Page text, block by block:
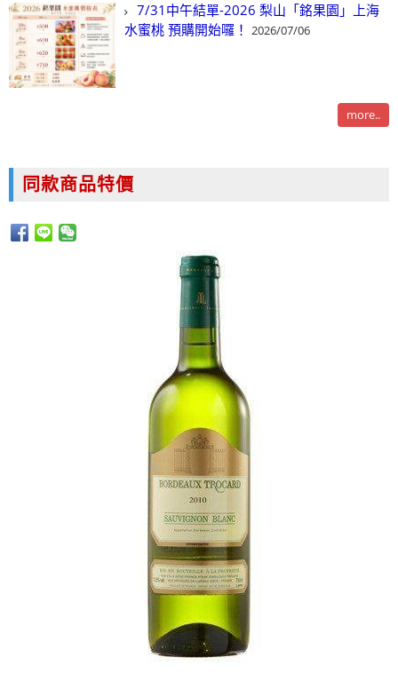
7/31中午結單-2026 梨山「銘果園」上海
水蜜桃 預購開始囉！ 2026/07/06
more..
同款商品特價